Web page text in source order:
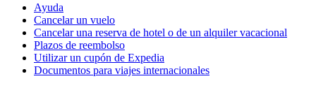
Ayuda
Cancelar un vuelo
Cancelar una reserva de hotel o de un alquiler vacacional
Plazos de reembolso
Utilizar un cupón de Expedia
Documentos para viajes internacionales